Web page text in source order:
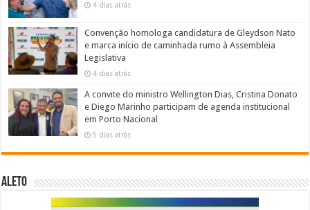
4 dias atrás
Convenção homologa candidatura de Gleydson Nato
e marca início de caminhada rumo à Assembleia
Legislativa
4 dias atrás
A convite do ministro Wellington Dias, Cristina Donato
e Diego Marinho participam de agenda institucional
em Porto Nacional
5 dias atrás
ALETO